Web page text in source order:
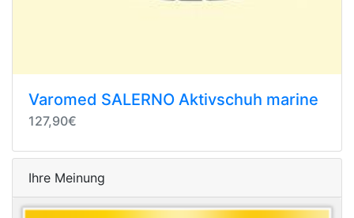
Varomed SALERNO Aktivschuh marine
127,90€
Ihre Meinung